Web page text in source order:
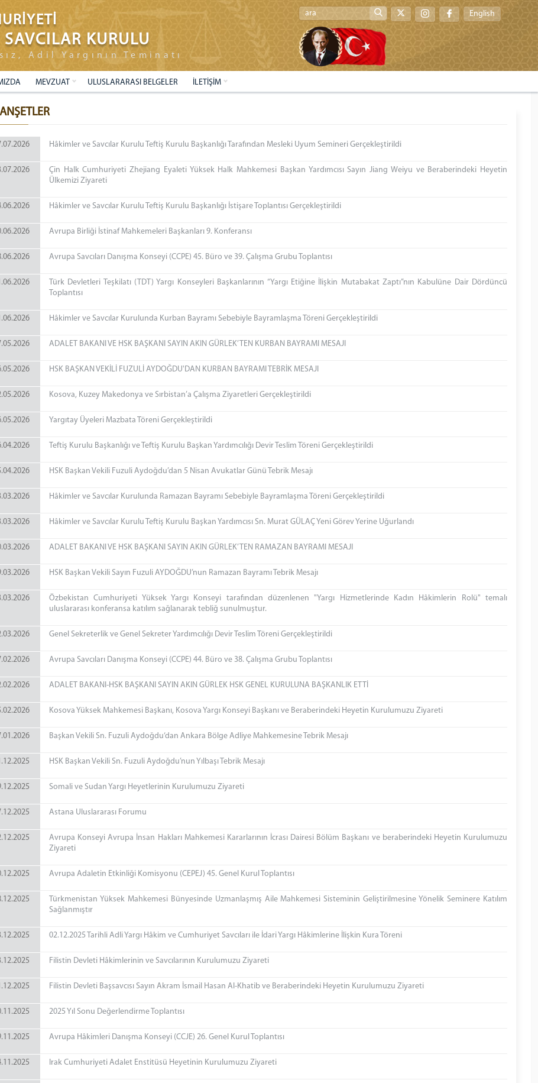
KURULU
Adil Yargının Teminatı
English
MEVZUAT ULUSLARARASI BELGELER İLETİŞİM
Hâkimler ve Savcılar Kurulu Teftiş Kurulu Başkanlığı Tarafından Mesleki Uyum Semineri Gerçekleştirildi
Çin Halk Cumhuriyeti Zhejiang Eyaleti Yüksek Halk Mahkemesi Başkan Yardımcısı Sayın Jiang Weiyu ve Beraberindeki Heyetin
Ülkemizi Ziyareti
Hâkimler ve Savcılar Kurulu Teftiş Kurulu Başkanlığı İstişare Toplantısı Gerçekleştirildi
Avrupa Birliği İstinaf Mahkemeleri Başkanları 9. Konferansı
Avrupa Savcıları Danışma Konseyi (CCPE) 45. Büro ve 39. Çalışma Grubu Toplantısı
Türk Devletleri Teşkilatı (TDT) Yargı Konseyleri Başkanlarının “Yargı Etiğine İlişkin Mutabakat Zaptı”nın Kabulüne Dair Dördüncü
Toplantısı
Hâkimler ve Savcılar Kurulunda Kurban Bayramı Sebebiyle Bayramlaşma Töreni Gerçekleştirildi
ADALET BAKANI VE HSK BAŞKANI SAYIN AKIN GÜRLEK’TEN KURBAN BAYRAMI MESAJI
HSK BAŞKAN VEKİLİ FUZULİ AYDOĞDU'DAN KURBAN BAYRAMI TEBRİK MESAJI
Kosova, Kuzey Makedonya ve Sırbistan’a Çalışma Ziyaretleri Gerçekleştirildi
Yargıtay Üyeleri Mazbata Töreni Gerçekleştirildi
Teftiş Kurulu Başkanlığı ve Teftiş Kurulu Başkan Yardımcılığı Devir Teslim Töreni Gerçekleştirildi
HSK Başkan Vekili Fuzuli Aydoğdu’dan 5 Nisan Avukatlar Günü Tebrik Mesajı
Hâkimler ve Savcılar Kurulunda Ramazan Bayramı Sebebiyle Bayramlaşma Töreni Gerçekleştirildi
Hâkimler ve Savcılar Kurulu Teftiş Kurulu Başkan Yardımcısı Sn. Murat GÜLAÇ Yeni Görev Yerine Uğurlandı
ADALET BAKANI VE HSK BAŞKANI SAYIN AKIN GÜRLEK’TEN RAMAZAN BAYRAMI MESAJI
HSK Başkan Vekili Sayın Fuzuli AYDOĞDU’nun Ramazan Bayramı Tebrik Mesajı
Özbekistan Cumhuriyeti Yüksek Yargı Konseyi tarafından düzenlenen "Yargı Hizmetlerinde Kadın Hâkimlerin Rolü" temalı
uluslararası konferansa katılım sağlanarak tebliğ sunulmuştur.
Genel Sekreterlik ve Genel Sekreter Yardımcılığı Devir Teslim Töreni Gerçekleştirildi
Avrupa Savcıları Danışma Konseyi (CCPE) 44. Büro ve 38. Çalışma Grubu Toplantısı
ADALET BAKANI-HSK BAŞKANI SAYIN AKIN GÜRLEK HSK GENEL KURULUNA BAŞKANLIK ETTİ
Kosova Yüksek Mahkemesi Başkanı, Kosova Yargı Konseyi Başkanı ve Beraberindeki Heyetin Kurulumuzu Ziyareti
Başkan Vekili Sn. Fuzuli Aydoğdu‘dan Ankara Bölge Adliye Mahkemesine Tebrik Mesajı
HSK Başkan Vekili Sn. Fuzuli Aydoğdu’nun Yılbaşı Tebrik Mesajı
Somali ve Sudan Yargı Heyetlerinin Kurulumuzu Ziyareti
Astana Uluslararası Forumu
Avrupa Konseyi Avrupa İnsan Hakları Mahkemesi Kararlarının İcrası Dairesi Bölüm Başkanı ve beraberindeki Heyetin Kurulumuzu
Ziyareti
Avrupa Adaletin Etkinliği Komisyonu (CEPEJ) 45. Genel Kurul Toplantısı
Türkmenistan Yüksek Mahkemesi Bünyesinde Uzmanlaşmış Aile Mahkemesi Sisteminin Geliştirilmesine Yönelik Seminere Katılım
Sağlanmıştır
02.12.2025 Tarihli Adli Yargı Hâkim ve Cumhuriyet Savcıları ile İdari Yargı Hâkimlerine İlişkin Kura Töreni
Filistin Devleti Hâkimlerinin ve Savcılarının Kurulumuzu Ziyareti
Filistin Devleti Başsavcısı Sayın Akram İsmail Hasan Al-Khatib ve Beraberindeki Heyetin Kurulumuzu Ziyareti
2025 Yıl Sonu Değerlendirme Toplantısı
Avrupa Hâkimleri Danışma Konseyi (CCJE) 26. Genel Kurul Toplantısı
Irak Cumhuriyeti Adalet Enstitüsü Heyetinin Kurulumuzu Ziyareti